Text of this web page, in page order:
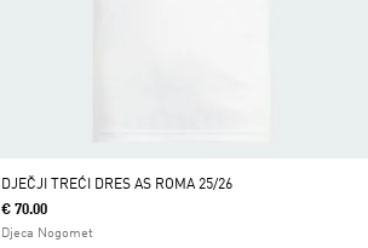
DJEČJI TREĆI DRES AS ROMA 25/26
€ 70.00
Djeca Nogomet